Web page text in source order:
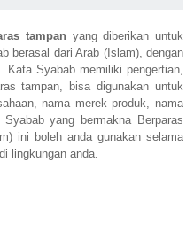
tampan yang diberikan untuk
berasal dari Arab (Islam), dengan
Syabab memiliki pengertian,
tampan, bisa digunakan untuk
nama merek produk, nama
yang bermakna Berparas
ini boleh anda gunakan selama
lingkungan anda.